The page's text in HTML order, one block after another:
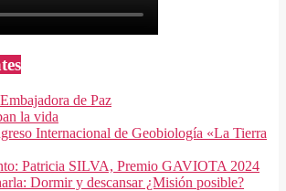
de Paz
la vida
Internacional de Geobiología «La Tierra
Patricia SILVA, Premio GAVIOTA 2024
Dormir y descansar ¿Misión posible?